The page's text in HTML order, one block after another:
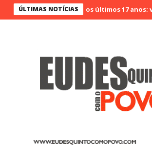
ÚLTIMAS NOTÍCIAS
menos violento nos últimos 17 anos; veja